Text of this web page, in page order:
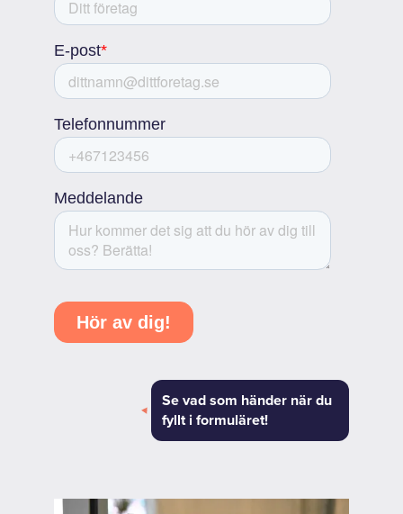
Se vad som händer när du
fyllt i formuläret!